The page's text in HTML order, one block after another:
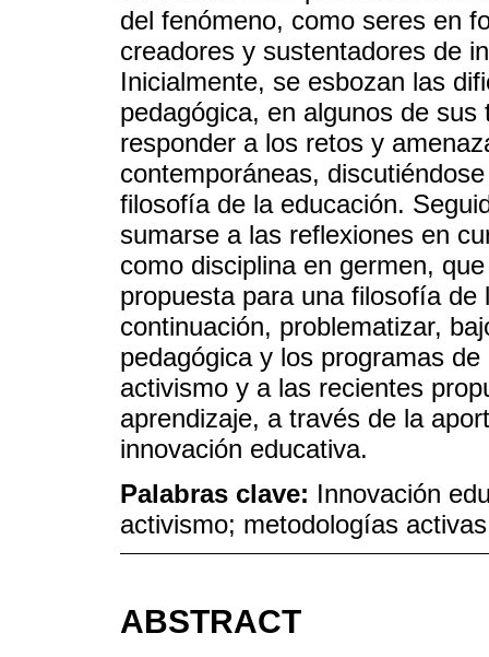
del fenómeno, como seres en
creadores y sustentadores de
Inicialmente, se esbozan las
pedagógica, en algunos de
responder a los retos y
contemporáneas,
filosofía de la educación.
sumarse a las reflexiones en
como disciplina en germen,
propuesta para una filosofía
continuación, problematizar,
pedagógica y los programas
activismo y a las recientes
aprendizaje, a través de la
innovación educativa.
Palabras clave: Innovación
activismo; metodologías
ABSTRACT